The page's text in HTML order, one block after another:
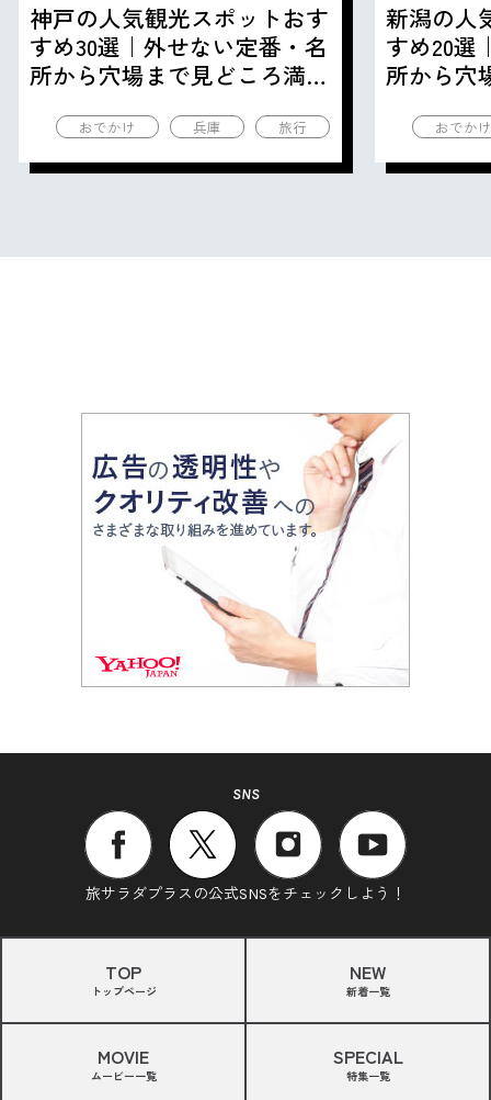
神戸の人気観光スポットおす
すめ30選｜外せない定番・名
所から穴場まで見どころ満載
おでかけ 兵庫 旅行
新潟の人
すめ20選
所から穴
おでか
SNS
旅サラダプラスの公式SNSをチェックしよう！
TOP
トップページ
NEW
新着一覧
MOVIE
ムービー一覧
SPECIAL
特集一覧